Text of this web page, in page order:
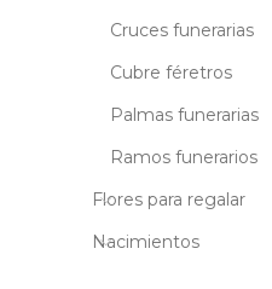
Cruces funerarias
Cubre féretros
Palmas funerarias
Ramos funerarios
Flores para regalar
Nacimientos